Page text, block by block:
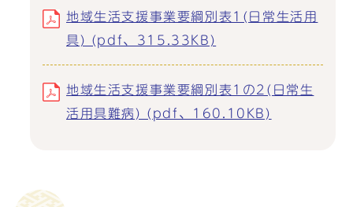
地域生活支援事業要綱別表1(日常生活用
具) (pdf、315.33KB)
地域生活支援事業要綱別表1の2(日常生
活用具難病) (pdf、160.10KB)